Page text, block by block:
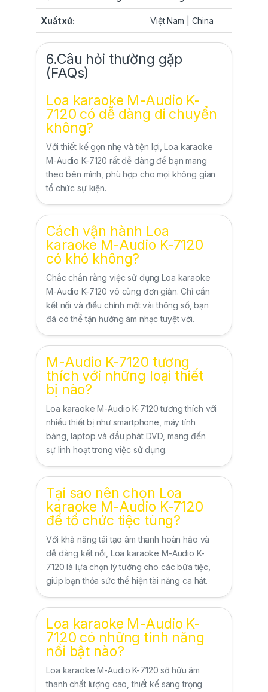
Xuất xứ: Việt Nam | China
6.Câu hỏi thường gặp
(FAQs)
Loa karaoke M-Audio K-
7120 có dễ dàng di chuyển
không?
Với thiết kế gọn nhẹ và tiện lợi, Loa karaoke
M-Audio K-7120 rất dễ dàng để bạn mang
theo bên mình, phù hợp cho mọi không gian
tổ chức sự kiện.
Cách vận hành Loa
karaoke M-Audio K-7120
có khó không?
Chắc chắn rằng việc sử dụng Loa karaoke
M-Audio K-7120 vô cùng đơn giản. Chỉ cần
kết nối và điều chỉnh một vài thông số, bạn
đã có thể tận hưởng âm nhạc tuyệt vời.
M-Audio K-7120 tương
thích với những loại thiết
bị nào?
Loa karaoke M-Audio K-7120 tương thích với
nhiều thiết bị như smartphone, máy tính
bảng, laptop và đầu phát DVD, mang đến
sự linh hoạt trong việc sử dụng.
Tại sao nên chọn Loa
karaoke M-Audio K-7120
để tổ chức tiệc tùng?
Với khả năng tái tạo âm thanh hoàn hảo và
dễ dàng kết nối, Loa karaoke M-Audio K-
7120 là lựa chọn lý tưởng cho các bữa tiệc,
giúp bạn thỏa sức thể hiện tài năng ca hát.
Loa karaoke M-Audio K-
7120 có những tính năng
nổi bật nào?
Loa karaoke M-Audio K-7120 sở hữu âm
thanh chất lượng cao, thiết kế sang trọng